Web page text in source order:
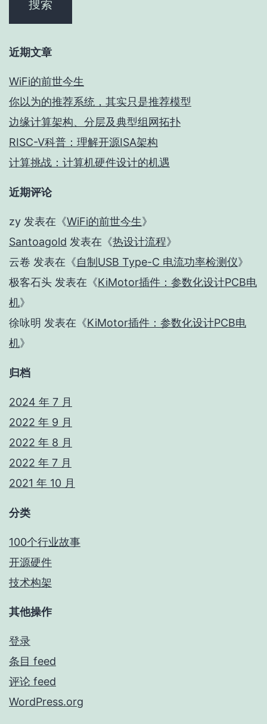
近期文章
WiFi的前世今生
你以为的推荐系统，其实只是推荐模型
边缘计算架构、分层及典型组网拓扑
RISC-V科普：理解开源ISA架构
计算挑战：计算机硬件设计的机遇
近期评论
zy 发表在《WiFi的前世今生》
Santoagold 发表在《热设计流程》
云卷 发表在《自制USB Type-C 电流功率检测仪》
极客石头 发表在《KiMotor插件：参数化设计PCB电
机》
徐咏明 发表在《KiMotor插件：参数化设计PCB电
机》
归档
2024 年 7 月
2022 年 9 月
2022 年 8 月
2022 年 7 月
2021 年 10 月
分类
100个行业故事
开源硬件
技术构架
其他操作
登录
条目 feed
评论 feed
WordPress.org